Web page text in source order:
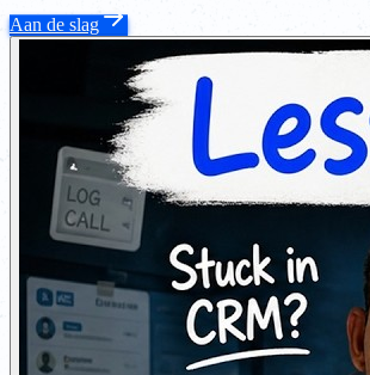
Aan de slag